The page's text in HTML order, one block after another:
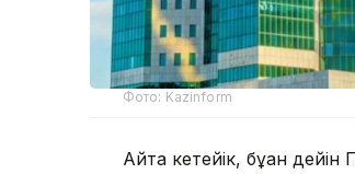
Фото: Kazinform
Айта кетейік, бұған